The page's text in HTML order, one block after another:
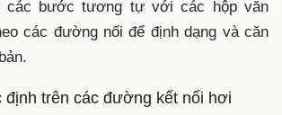
các bước tương tự với các hộp văn
các đường nối để định dạng và căn
định trên các đường kết nối hơi